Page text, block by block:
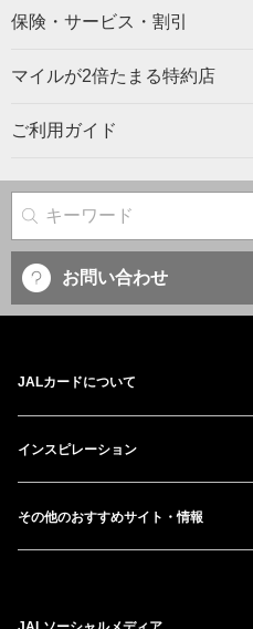
保険・サービス・割引
マイルが2倍たまる特約店
ご利用ガイド
サイト内検索
お問い合わせ
JALカードについて
インスピレーション
その他のおすすめサイト・情報